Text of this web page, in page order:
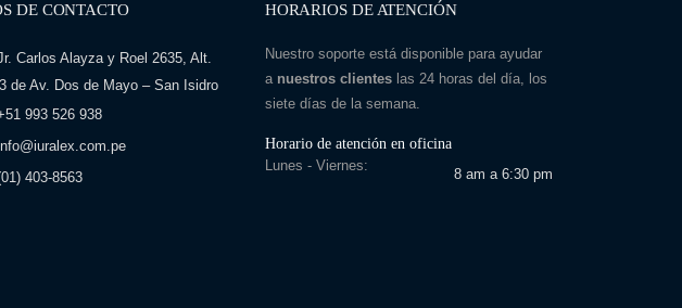
DE CONTACTO
Carlos Alayza y Roel 2635, Alt.
de Av. Dos de Mayo – San Isidro
993 526 938
403-8563
HORARIOS DE ATENCIÓN
Nuestro soporte está disponible para ayudar
a nuestros clienteslas 24 horas del día, los
siete días de la semana.
Horario de atención en oficina
Lunes - Viernes:
8 am a 6:30 pm